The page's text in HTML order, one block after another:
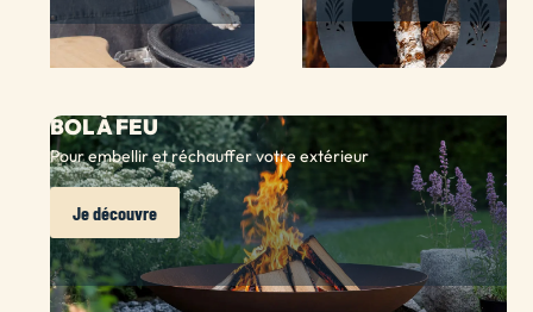
BOL À FEU
Pour embellir et réchauffer votre extérieur
Je découvre